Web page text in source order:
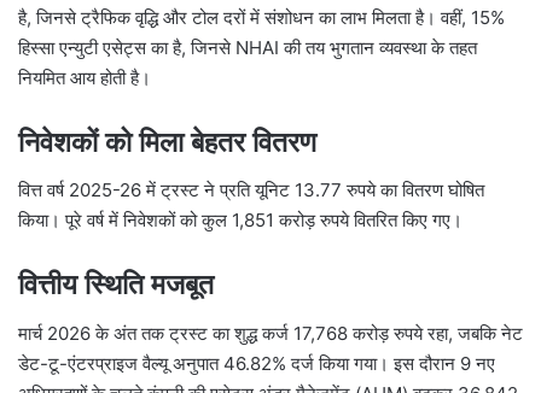
है, जिनसे ट्रैफिक वृद्धि और टोल दरों में संशोधन का लाभ मिलता है। वहीं, 15%
हिस्सा एन्युटी एसेट्स का है, जिनसे NHAI की तय भुगतान व्यवस्था के तहत
नियमित आय होती है।
निवेशकों को मिला बेहतर वितरण
वित्त वर्ष 2025-26 में ट्रस्ट ने प्रति यूनिट 13.77 रुपये का वितरण घोषित
किया। पूरे वर्ष में निवेशकों को कुल 1,851 करोड़ रुपये वितरित किए गए।
वित्तीय स्थिति मजबूत
मार्च 2026 के अंत तक ट्रस्ट का शुद्ध कर्ज 17,768 करोड़ रुपये रहा, जबकि नेट
डेट-टू-एंटरप्राइज वैल्यू अनुपात 46.82% दर्ज किया गया। इस दौरान 9 नए